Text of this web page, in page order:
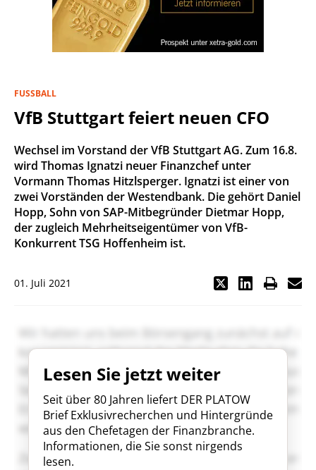
FUSSBALL
VfB Stuttgart feiert neuen CFO
Wechsel im Vorstand der VfB Stuttgart AG. Zum 16.8.
wird Thomas Ignatzi neuer Finanzchef unter
Vormann Thomas Hitzlsperger. Ignatzi ist einer von
zwei Vorständen der Westendbank. Die gehört Daniel
Hopp, Sohn von SAP-Mitbegründer Dietmar Hopp,
der zugleich Mehrheitseigentümer von VfB-
Konkurrent TSG Hoffenheim ist.
01. Juli 2021
Lesen Sie jetzt weiter
Seit über 80 Jahren liefert DER PLATOW
Brief Exklusivrecherchen und Hintergründe
aus den Chefetagen der Finanzbranche.
Informationen, die Sie sonst nirgends
lesen.